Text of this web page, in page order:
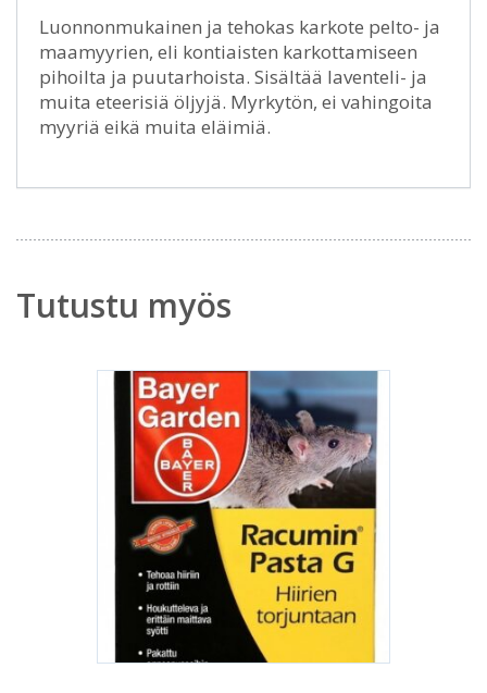
Luonnonmukainen ja tehokas karkote pelto- ja
maamyyrien, eli kontiaisten karkottamiseen
pihoilta ja puutarhoista. Sisältää laventeli- ja
muita eteerisiä öljyjä. Myrkytön, ei vahingoita
myyriä eikä muita eläimiä.
Tutustu myös